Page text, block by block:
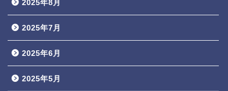
2025年8月
2025年7月
2025年6月
2025年5月